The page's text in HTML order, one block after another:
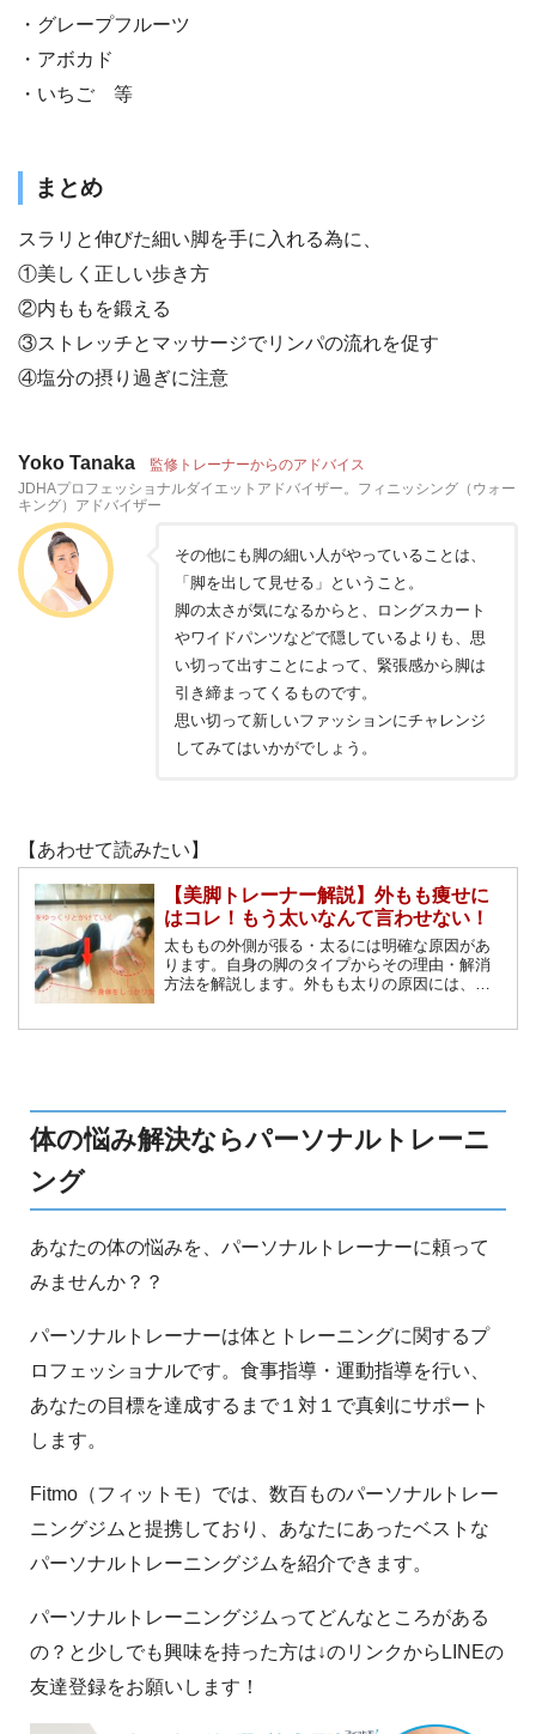
・グレープフルーツ
・アボカド
・いちご 等
まとめ
スラリと伸びた細い脚を手に入れる為に、
①美しく正しい歩き方
②内ももを鍛える
③ストレッチとマッサージでリンパの流れを促す
④塩分の摂り過ぎに注意
Yoko Tanaka 監修トレーナーからのアドバイス
JDHAプロフェッショナルダイエットアドバイザー。フィニッシング（ウォー
キング）アドバイザー
その他にも脚の細い人がやっていることは、
「脚を出して見せる」ということ。
脚の太さが気になるからと、ロングスカート
やワイドパンツなどで隠しているよりも、思
い切って出すことによって、緊張感から脚は
引き締まってくるものです。
思い切って新しいファッションにチャレンジ
してみてはいかがでしょう。
【あわせて読みたい】
【美脚トレーナー解説】外もも痩せに
はコレ！もう太いなんて言わせない！
太ももの外側が張る・太るには明確な原因があ
ります。自身の脚のタイプからその理由・解消
方法を解説します。外もも太りの原因には、脚
体の悩み解決ならパーソナルトレーニ
ング
あなたの体の悩みを、パーソナルトレーナーに頼って
みませんか？？
パーソナルトレーナーは体とトレーニングに関するプ
ロフェッショナルです。食事指導・運動指導を行い、
あなたの目標を達成するまで１対１で真剣にサポート
します。
Fitmo（フィットモ）では、数百ものパーソナルトレー
ニングジムと提携しており、あなたにあったベストな
パーソナルトレーニングジムを紹介できます。
パーソナルトレーニングジムってどんなところがある
の？と少しでも興味を持った方は↓のリンクからLINEの
友達登録をお願いします！